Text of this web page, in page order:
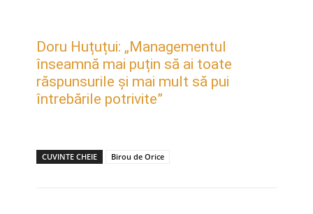
Doru Huțuțui: „Managementul
înseamnă mai puțin să ai toate
răspunsurile și mai mult să pui
întrebările potrivite”
CUVINTE CHEIE Birou de Orice